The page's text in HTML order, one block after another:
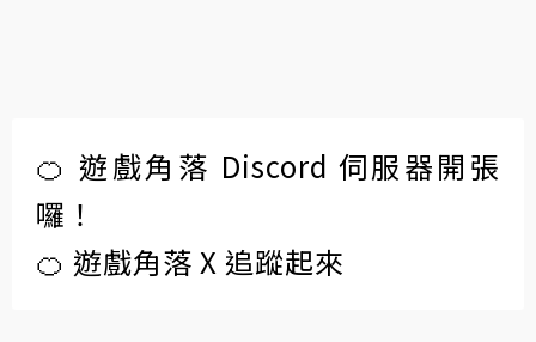
🍊 遊戲角落 Discord 伺服器開張
囉！
🍊 遊戲角落 X 追蹤起來